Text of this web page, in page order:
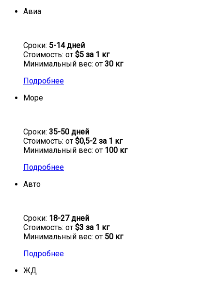
Авиа
Сроки: 5-14 дней
Стоимость: от $5 за 1 кг
Минимальный вес: от 30 кг
Подробнее
Море
Сроки: 35-50 дней
Стоимость: от $0,5-2 за 1 кг
Минимальный вес: от 100 кг
Подробнее
Авто
Сроки: 18-27 дней
Стоимость: от $3 за 1 кг
Минимальный вес: от 50 кг
Подробнее
ЖД